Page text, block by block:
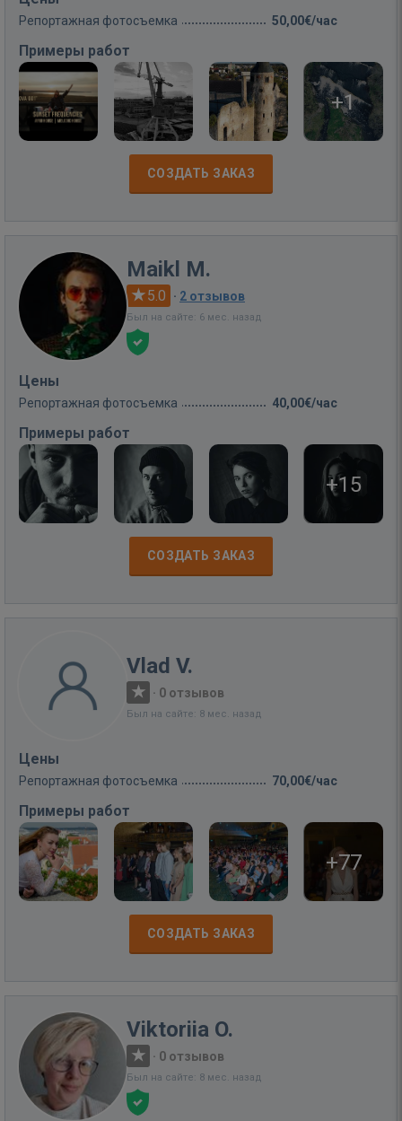
Репортажная фотосъемка 50,00€/час
Примеры работ
+1
СОЗДАТЬ ЗАКАЗ
Maikl M.
5.0 · 2 отзывов
Был на сайте: 6 мес. назад
Цены
Репортажная фотосъемка 40,00€/час
Примеры работ
+15
СОЗДАТЬ ЗАКАЗ
Vlad V.
· 0 отзывов
Был на сайте: 8 мес. назад
Цены
Репортажная фотосъемка 70,00€/час
Примеры работ
+77
СОЗДАТЬ ЗАКАЗ
Viktoriia O.
· 0 отзывов
Был на сайте: 8 мес. назад